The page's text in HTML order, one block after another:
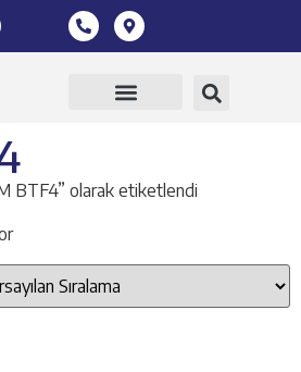
BTF4” olarak etiketlendi